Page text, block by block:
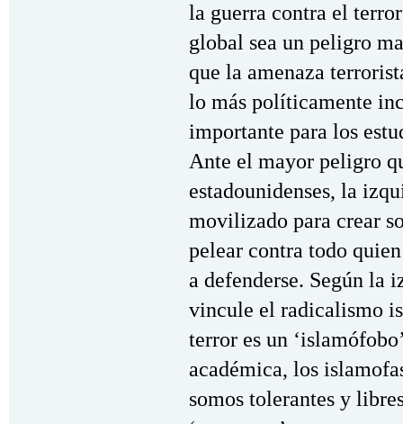
la guerra contra el
global sea un peligro
que la amenaza
lo más políticamente
importante para los
Ante el mayor peligro
estadounidenses, la
movilizado para crear
pelear contra todo
a defenderse. Según la
vincule el radicalismo
terror es un
académica, los
somos tolerantes y